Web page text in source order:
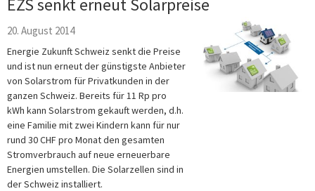
EZS senkt erneut Solarpreise
20. August 2014
Energie Zukunft Schweiz senkt die Preise
und ist nun erneut der günstigste Anbieter
von Solarstrom für Privatkunden in der
ganzen Schweiz. Bereits für 11 Rp pro
kWh kann Solarstrom gekauft werden, d.h.
eine Familie mit zwei Kindern kann für nur
rund 30 CHF pro Monat den gesamten
Stromverbrauch auf neue erneuerbare
Energien umstellen. Die Solarzellen sind in
der Schweiz installiert.